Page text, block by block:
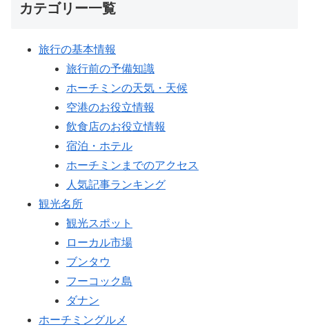
カテゴリー一覧
旅行の基本情報
旅行前の予備知識
ホーチミンの天気・天候
空港のお役立情報
飲食店のお役立情報
宿泊・ホテル
ホーチミンまでのアクセス
人気記事ランキング
観光名所
観光スポット
ローカル市場
ブンタウ
フーコック島
ダナン
ホーチミングルメ